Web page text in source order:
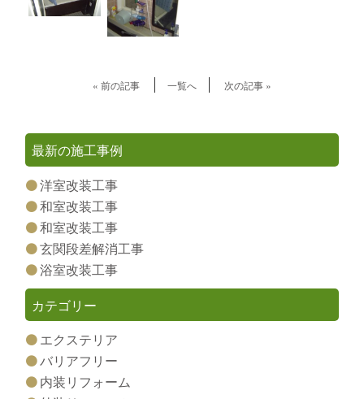
« 前の記事 一覧へ 次の記事 »
最新の施工事例
洋室改装工事
和室改装工事
和室改装工事
玄関段差解消工事
浴室改装工事
カテゴリー
エクステリア
バリアフリー
内装リフォーム